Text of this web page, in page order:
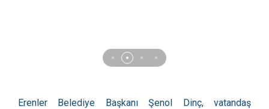
Erenler Belediye Başkanı Şenol Dinç, vatandaş